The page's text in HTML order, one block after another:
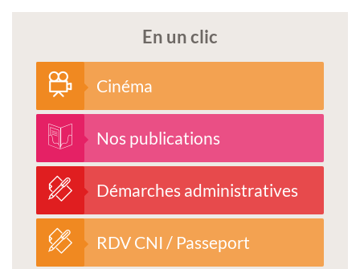
En un clic
Cinéma
Nos publications
Démarches administratives
RDV CNI / Passeport